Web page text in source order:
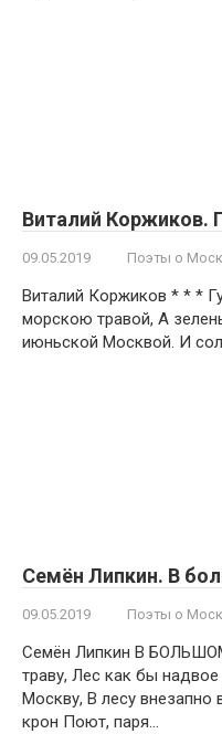
Виталий Коржиков.
09.05.2019 Поэты о
Виталий Коржиков * * *
морскою травой, А
июньской Москвой. И
Семён Липкин. В
09.05.2019 Поэты о
Семён Липкин В
траву, Лес как бы
Москву, В лесу
крон Поют, паря…